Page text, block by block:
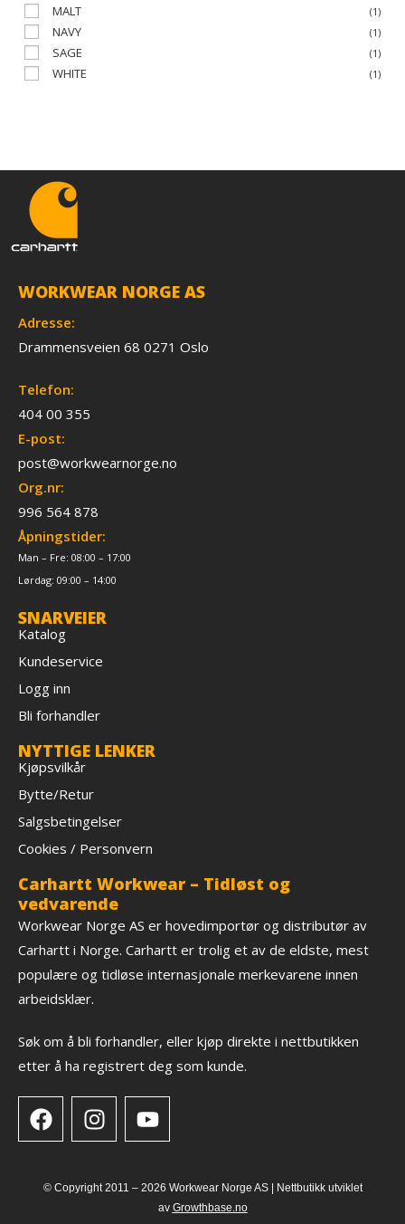
MALT (1)
NAVY (1)
SAGE (1)
WHITE (1)
WORKWEAR NORGE AS
Adresse:
Drammensveien 68 0271 Oslo
Telefon:
404 00 355
E-post:
post@workwearnorge.no
Org.nr:
996 564 878
Åpningstider:
Man – Fre: 08:00 – 17:00
Lørdag: 09:00 – 14:00
SNARVEIER
Katalog
Kundeservice
Logg inn
Bli forhandler
NYTTIGE LENKER
Kjøpsvilkår
Bytte/Retur
Salgsbetingelser
Cookies / Personvern
Carhartt Workwear – Tidløst og
vedvarende
Workwear Norge AS er hovedimportør og distributør av
Carhartt i Norge. Carhartt er trolig et av de eldste, mest
populære og tidløse internasjonale merkevarene innen
arbeidsklær.
Søk om å bli forhandler, eller kjøp direkte i nettbutikken
etter å ha registrert deg som kunde.
© Copyright 2011 – 2026 Workwear Norge AS | Nettbutikkutviklet
av Growthbase.no